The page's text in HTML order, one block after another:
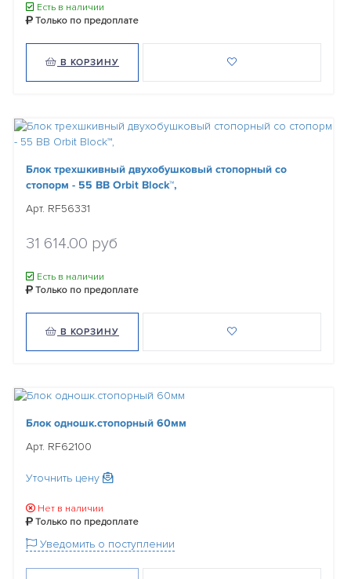
Есть в наличии
Только по предоплате
В КОРЗИНУ
Блок трехшкивный двухобушковый стопорный со
стопорм - 55 BB Orbit Block™,
Арт. RF56331
31 614.00 руб
Есть в наличии
Только по предоплате
В КОРЗИНУ
Блок одношк.стопорный 60мм
Арт. RF62100
Уточнить цену
Нет в наличии
Только по предоплате
Уведомить о поступлении